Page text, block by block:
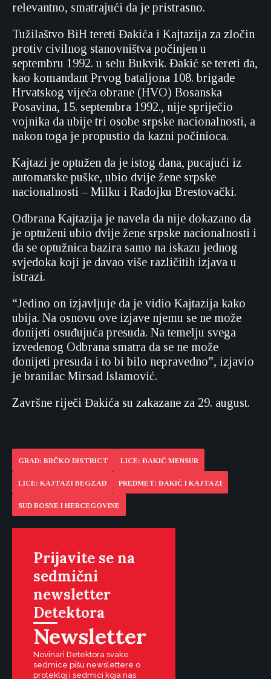
relevantno, smatrajući da je pristrasno.
Tužilaštvo BiH tereti Đakića i Kajtazija za zločin
protiv civilnog stanovništva počinjen u
septembru 1992. u selu Bukvik. Đakić se tereti da,
kao komandant Prvog bataljona 108. brigade
Hrvatskog vijeća obrane (HVO) Bosanska
Posavina, 15. septembra 1992., nije spriječio
vojnika da ubije tri osobe srpske nacionalnosti, a
nakon toga je propustio da kazni počinioca.
Kajtazi je optužen da je istog dana, pucajući iz
automatske puške, ubio dvije žene srpske
nacionalnosti – Milku i Radojku Brestovački.
Odbrana Kajtazija je navela da nije dokazano da
je optuženi ubio dvije žene srpske nacionalnosti i
da se optužnica bazira samo na iskazu jednog
svjedoka koji je davao više različitih izjava u
istrazi.
“Jedino on izjavljuje da je vidio Kajtazija kako
ubija. Na osnovu ove izjave njemu se ne može
donijeti osuđujuća presuda. Na temelju svega
izvedenog Odbrana smatra da se ne može
donijeti presuda i to bi bilo nepravedno”, izjavio
je branilac Mirsad Islamović.
Završne riječi Đakića su zakazane za 29. august.
GRAD: BRČKO DISTRICT LICE: ĐAKIĆ MENSUR
LICE: KAJTAZI BEGZAD PREDMET: ĐAKIĆ I KAJTAZI
SUD BOSNE I HERCEGOVINE
Prijavite se na
sedmični
newsletter
Detektora
Newsletter
Novinari Detektora svake
sedmice pišu newslettere o
protekloj i sedmici koja nas